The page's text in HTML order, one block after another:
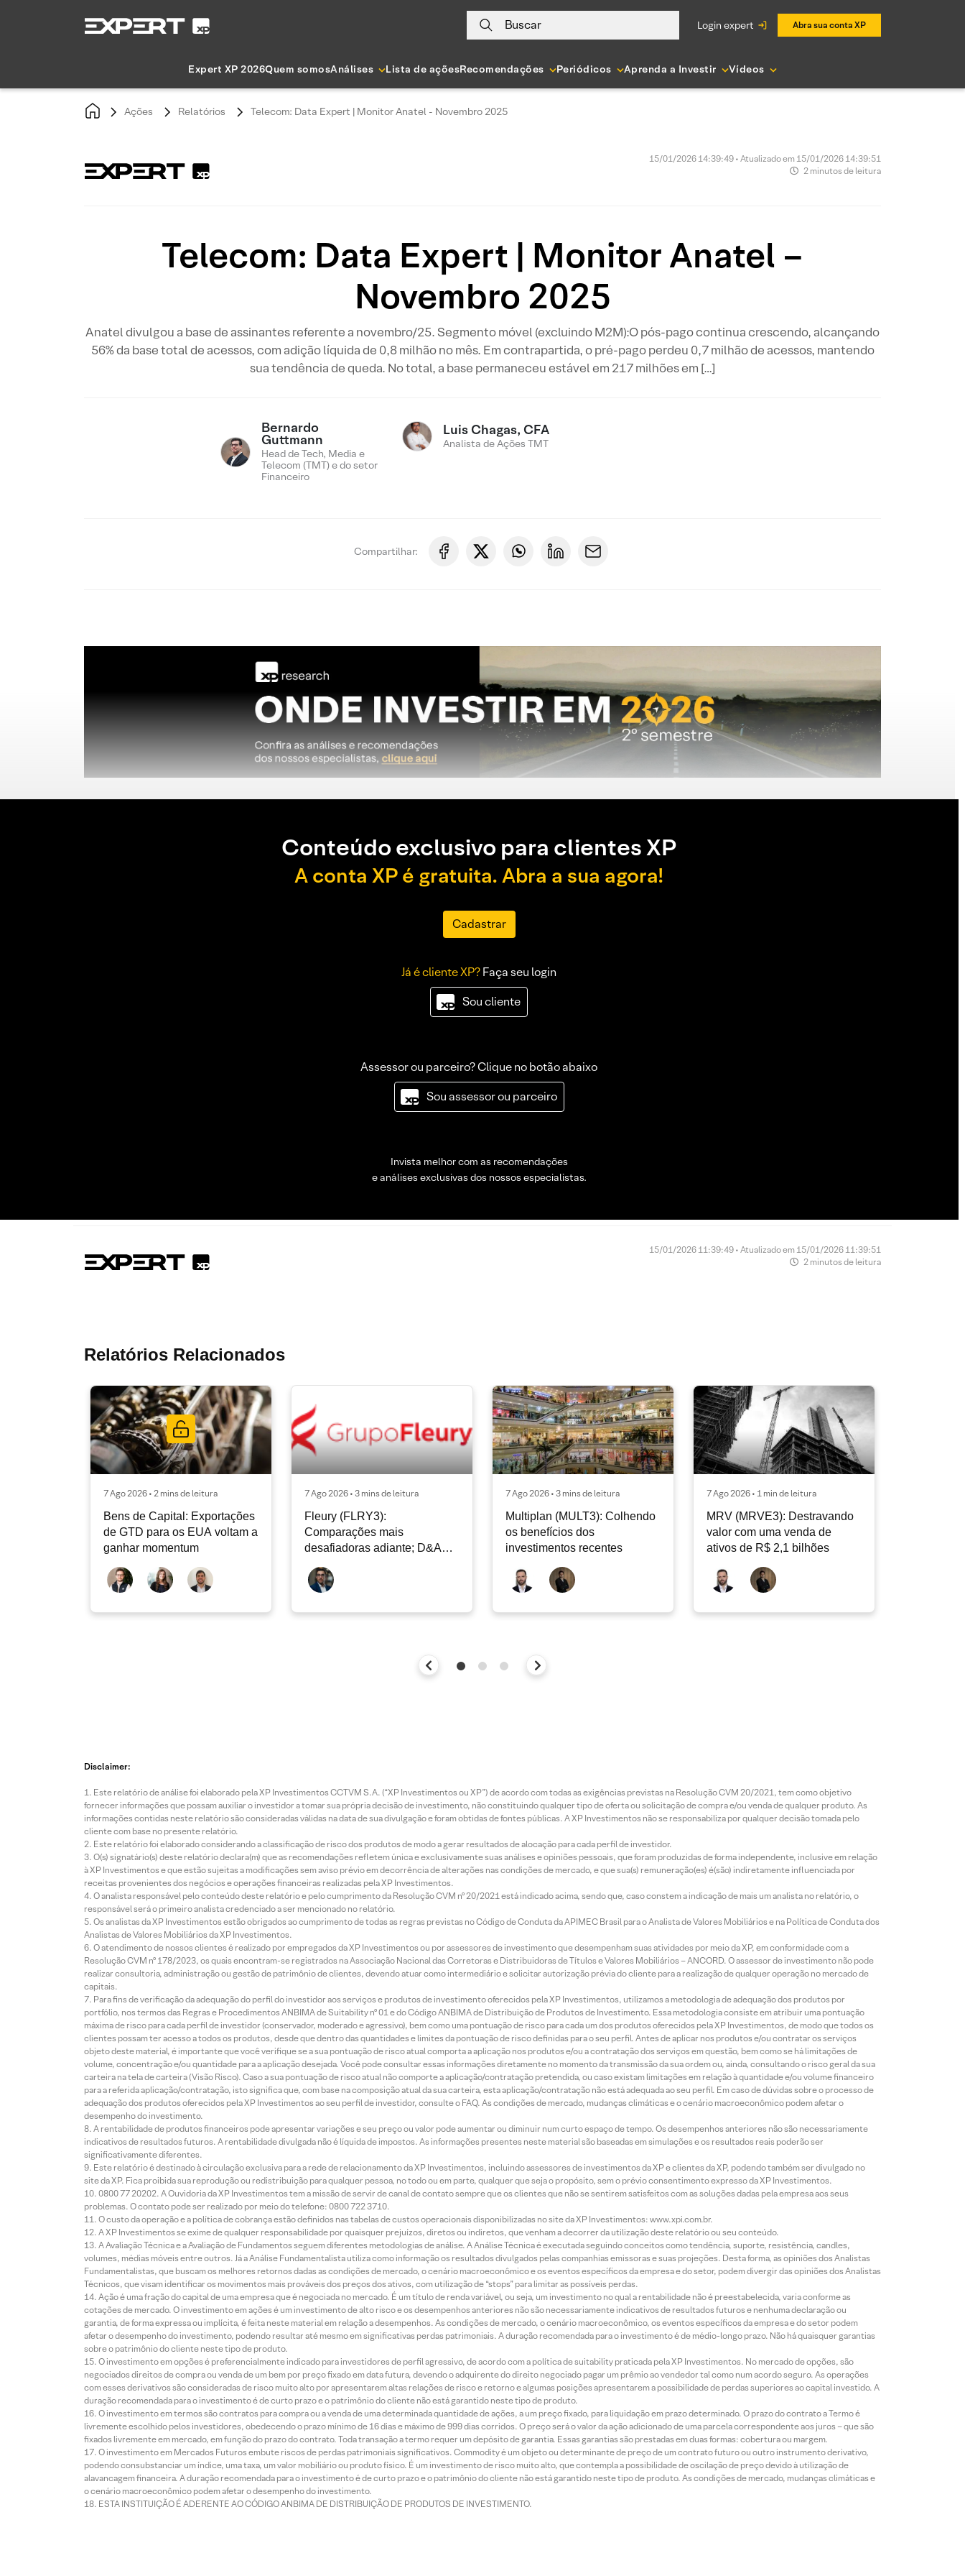
Buscar login expert Abra sua conta XP
Expert XP 2026Quem somosAnálises Lista de açõesRecomendações Periódicos Aprenda a Investir Vídeos
Ações Relatórios Telecom: Data Expert | Monitor Anatel - Novembro 2025
15/01/2026 14:39:49 • Atualizado em 15/01/2026 14:39:51
2 minutos de leitura
Telecom: Data Expert | Monitor Anatel –
Novembro 2025
Anatel divulgou a base de assinantes referente a novembro/25. Segmento móvel (excluindo M2M):O pós-pago continua crescendo, alcançando
56% da base total de acessos, com adição líquida de 0,8 milhão no mês. Em contrapartida, o pré-pago perdeu 0,7 milhão de acessos, mantendo
sua tendência de queda. No total, a base permaneceu estável em 217 milhões em […]
Bernardo
Guttmann
Head de Tech, Media e
Telecom (TMT) e do setor
Financeiro
Luis Chagas, CFA
Analista de Ações TMT
Compartilhar:
Conteúdo exclusivo para clientes XP
A conta XP é gratuita. Abra a sua agora!
Cadastrar
Já é cliente XP?Faça seu login
Sou cliente
Assessor ou parceiro? Clique no botão abaixo
Sou assessor ou parceiro
Invista melhor com as recomendações
e análises exclusivas dos nossos especialistas.
15/01/2026 11:39:49 • Atualizado em 15/01/2026 11:39:51
2 minutos de leitura
Relatórios Relacionados
7 Ago 2026 • 2 mins de leitura
Bens de Capital: Exportações
de GTD para os EUA voltam a
ganhar momentum
7 Ago 2026 • 3 mins de leitura
Fleury (FLRY3):
Comparações mais
desafiadoras adiante; D&A
deve permanecer nos níveis
atuais
7 Ago 2026 • 3 mins de leitura
Multiplan (MULT3): Colhendo
os benefícios dos
investimentos recentes
7 Ago 2026 • 1 min de leitura
MRV (MRVE3): Destravando
valor com uma venda de
ativos de R$ 2,1 bilhões
Disclaimer:
Este relatório de análise foi elaborado pela XP Investimentos CCTVM S.A. (“XP Investimentos ou XP”) de acordo com todas as exigências previstas na Resolução CVM 20/2021, tem como objetivo
fornecer informações que possam auxiliar o investidor a tomar sua própria decisão de investimento, não constituindo qualquer tipo de oferta ou solicitação de compra e/ou venda de qualquer produto. As
informações contidas neste relatório são consideradas válidas na data de sua divulgação e foram obtidas de fontes públicas. A XP Investimentos não se responsabiliza por qualquer decisão tomada pelo
cliente com base no presente relatório.
Este relatório foi elaborado considerando a classificação de risco dos produtos de modo a gerar resultados de alocação para cada perfil de investidor.
O(s) signatário(s) deste relatório declara(m) que as recomendações refletem única e exclusivamente suas análises e opiniões pessoais, que foram produzidas de forma independente, inclusive em relação
à XP Investimentos e que estão sujeitas a modificações sem aviso prévio em decorrência de alterações nas condições de mercado, e que sua(s) remuneração(es) é(são) indiretamente influenciada por
receitas provenientes dos negócios e operações financeiras realizadas pela XP Investimentos.
O analista responsável pelo conteúdo deste relatório e pelo cumprimento da Resolução CVM nº 20/2021 está indicado acima, sendo que, caso constem a indicação de mais um analista no relatório, o
responsável será o primeiro analista credenciado a ser mencionado no relatório.
Os analistas da XP Investimentos estão obrigados ao cumprimento de todas as regras previstas no Código de Conduta da APIMEC Brasil para o Analista de Valores Mobiliários e na Política de Conduta dos
Analistas de Valores Mobiliários da XP Investimentos.
O atendimento de nossos clientes é realizado por empregados da XP Investimentos ou por assessores de investimento que desempenham suas atividades por meio da XP, em conformidade com a
Resolução CVM nº 178/2023, os quais encontram-se registrados na Associação Nacional das Corretoras e Distribuidoras de Títulos e Valores Mobiliários – ANCORD. O assessor de investimento não pode
realizar consultoria, administração ou gestão de patrimônio de clientes, devendo atuar como intermediário e solicitar autorização prévia do cliente para a realização de qualquer operação no mercado de
capitais.
Para fins de verificação da adequação do perfil do investidor aos serviços e produtos de investimento oferecidos pela XP Investimentos, utilizamos a metodologia de adequação dos produtos por
portfólio, nos termos das Regras e Procedimentos ANBIMA de Suitability nº 01 e do Código ANBIMA de Distribuição de Produtos de Investimento. Essa metodologia consiste em atribuir uma pontuação
máxima de risco para cada perfil de investidor (conservador, moderado e agressivo), bem como uma pontuação de risco para cada um dos produtos oferecidos pela XP Investimentos, de modo que todos os
clientes possam ter acesso a todos os produtos, desde que dentro das quantidades e limites da pontuação de risco definidas para o seu perfil. Antes de aplicar nos produtos e/ou contratar os serviços
objeto deste material, é importante que você verifique se a sua pontuação de risco atual comporta a aplicação nos produtos e/ou a contratação dos serviços em questão, bem como se há limitações de
volume, concentração e/ou quantidade para a aplicação desejada. Você pode consultar essas informações diretamente no momento da transmissão da sua ordem ou, ainda, consultando o risco geral da sua
carteira na tela de carteira (Visão Risco). Caso a sua pontuação de risco atual não comporte a aplicação/contratação pretendida, ou caso existam limitações em relação à quantidade e/ou volume financeiro
para a referida aplicação/contratação, isto significa que, com base na composição atual da sua carteira, esta aplicação/contratação não está adequada ao seu perfil. Em caso de dúvidas sobre o processo de
adequação dos produtos oferecidos pela XP Investimentos ao seu perfil de investidor, consulte o FAQ. As condições de mercado, mudanças climáticas e o cenário macroeconômico podem afetar o
desempenho do investimento.
A rentabilidade de produtos financeiros pode apresentar variações e seu preço ou valor pode aumentar ou diminuir num curto espaço de tempo. Os desempenhos anteriores não são necessariamente
indicativos de resultados futuros. A rentabilidade divulgada não é líquida de impostos. As informações presentes neste material são baseadas em simulações e os resultados reais poderão ser
significativamente diferentes.
Este relatório é destinado à circulação exclusiva para a rede de relacionamento da XP Investimentos, incluindo assessores de investimentos da XP e clientes da XP, podendo também ser divulgado no
site da XP. Fica proibida sua reprodução ou redistribuição para qualquer pessoa, no todo ou em parte, qualquer que seja o propósito, sem o prévio consentimento expresso da XP Investimentos.
0800 77 20202. A Ouvidoria da XP Investimentos tem a missão de servir de canal de contato sempre que os clientes que não se sentirem satisfeitos com as soluções dadas pela empresa aos seus
problemas. O contato pode ser realizado por meio do telefone: 0800 722 3710.
O custo da operação e a política de cobrança estão definidos nas tabelas de custos operacionais disponibilizadas no site da XP Investimentos: www.xpi.com.br.
A XP Investimentos se exime de qualquer responsabilidade por quaisquer prejuízos, diretos ou indiretos, que venham a decorrer da utilização deste relatório ou seu conteúdo.
A Avaliação Técnica e a Avaliação de Fundamentos seguem diferentes metodologias de análise. A Análise Técnica é executada seguindo conceitos como tendência, suporte, resistência, candles,
volumes, médias móveis entre outros. Já a Análise Fundamentalista utiliza como informação os resultados divulgados pelas companhias emissoras e suas projeções. Desta forma, as opiniões dos Analistas
Fundamentalistas, que buscam os melhores retornos dadas as condições de mercado, o cenário macroeconômico e os eventos específicos da empresa e do setor, podem divergir das opiniões dos Analistas
Técnicos, que visam identificar os movimentos mais prováveis dos preços dos ativos, com utilização de “stops” para limitar as possíveis perdas.
Ação é uma fração do capital de uma empresa que é negociada no mercado. É um título de renda variável, ou seja, um investimento no qual a rentabilidade não é preestabelecida, varia conforme as
cotações de mercado. O investimento em ações é um investimento de alto risco e os desempenhos anteriores não são necessariamente indicativos de resultados futuros e nenhuma declaração ou
garantia, de forma expressa ou implícita, é feita neste material em relação a desempenhos. As condições de mercado, o cenário macroeconômico, os eventos específicos da empresa e do setor podem
afetar o desempenho do investimento, podendo resultar até mesmo em significativas perdas patrimoniais. A duração recomendada para o investimento é de médio-longo prazo. Não há quaisquer garantias
sobre o patrimônio do cliente neste tipo de produto.
O investimento em opções é preferencialmente indicado para investidores de perfil agressivo, de acordo com a política de suitability praticada pela XP Investimentos. No mercado de opções, são
negociados direitos de compra ou venda de um bem por preço fixado em data futura, devendo o adquirente do direito negociado pagar um prêmio ao vendedor tal como num acordo seguro. As operações
com esses derivativos são consideradas de risco muito alto por apresentarem altas relações de risco e retorno e algumas posições apresentarem a possibilidade de perdas superiores ao capital investido. A
duração recomendada para o investimento é de curto prazo e o patrimônio do cliente não está garantido neste tipo de produto.
O investimento em termos são contratos para compra ou a venda de uma determinada quantidade de ações, a um preço fixado, para liquidação em prazo determinado. O prazo do contrato a Termo é
livremente escolhido pelos investidores, obedecendo o prazo mínimo de 16 dias e máximo de 999 dias corridos. O preço será o valor da ação adicionado de uma parcela correspondente aos juros – que são
fixados livremente em mercado, em função do prazo do contrato. Toda transação a termo requer um depósito de garantia. Essas garantias são prestadas em duas formas: cobertura ou margem.
O investimento em Mercados Futuros embute riscos de perdas patrimoniais significativos. Commodity é um objeto ou determinante de preço de um contrato futuro ou outro instrumento derivativo,
podendo consubstanciar um índice, uma taxa, um valor mobiliário ou produto físico. É um investimento de risco muito alto, que contempla a possibilidade de oscilação de preço devido à utilização de
alavancagem financeira. A duração recomendada para o investimento é de curto prazo e o patrimônio do cliente não está garantido neste tipo de produto. As condições de mercado, mudanças climáticas e
o cenário macroeconômico podem afetar o desempenho do investimento.
ESTA INSTITUIÇÃO É ADERENTE AO CÓDIGO ANBIMA DE DISTRIBUIÇÃO DE PRODUTOS DE INVESTIMENTO.